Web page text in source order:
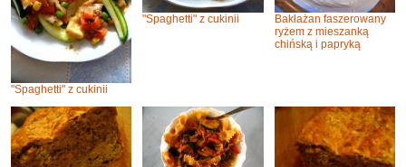
"Spaghetti" z cukinii
"Spaghetti" z cukinii
Bakłażan faszerowany
ryżem z mieszanką
chińską i papryką